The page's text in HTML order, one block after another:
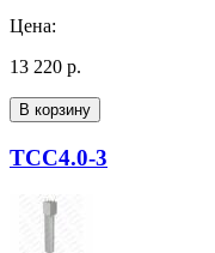
Цена:
13 220 р.
В корзину
ТСС4.0-3